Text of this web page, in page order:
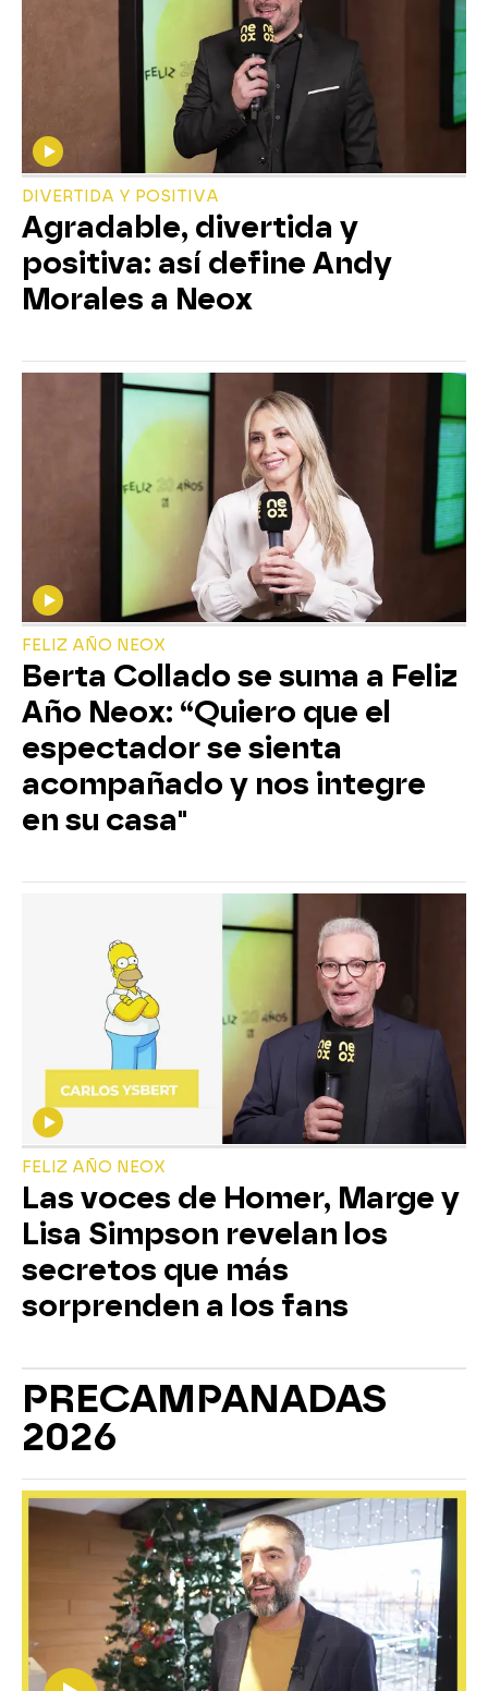
DIVERTIDA Y POSITIVA
Agradable, divertida y
positiva: así define Andy
Morales a Neox
FELIZ AÑO NEOX
Berta Collado se suma a Feliz
Año Neox: “Quiero que el
espectador se sienta
acompañado y nos integre
en su casa"
FELIZ AÑO NEOX
Las voces de Homer, Marge y
Lisa Simpson revelan los
secretos que más
sorprenden a los fans
PRECAMPANADAS
2026